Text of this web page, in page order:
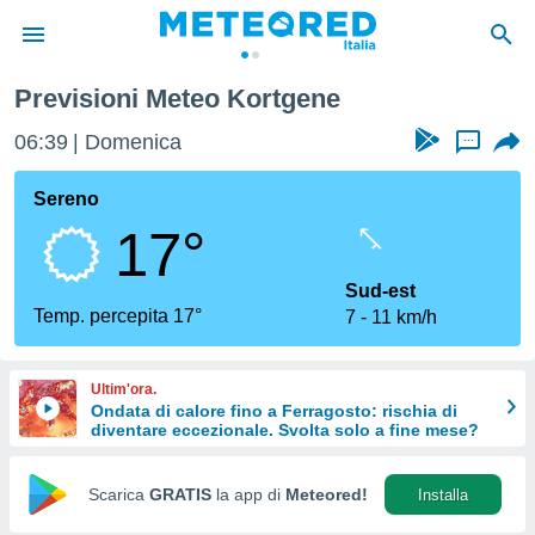
di
per
le
di
Web
Previsioni Meteo Kortgene
06:39 Domenica ...
Sereno
17°
Temp. percepita 17°
Sud-est
7
11 km/h
Ultim'ora.
Ondata di calore fino a Ferragosto: rischia di
diventare eccezionale. Svolta solo a fine mese?
Scarica GRATIS la app di Meteored! Installa